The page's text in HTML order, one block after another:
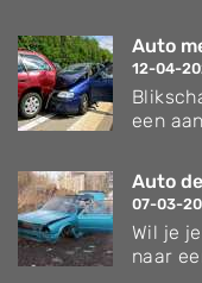
Auto
12-04-
een
Auto
07-03-
Wil je
naar